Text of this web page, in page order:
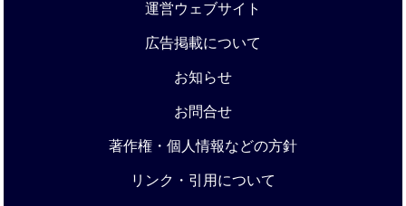
運営ウェブサイト
広告掲載について
お知らせ
お問合せ
著作権・個人情報などの方針
リンク・引用について